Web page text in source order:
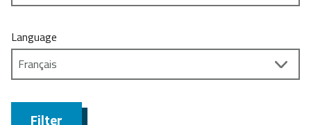
Language
Filter